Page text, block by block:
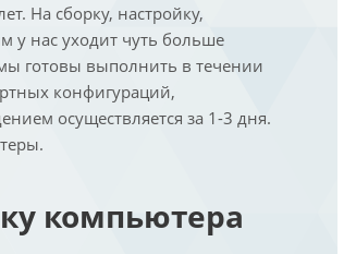
На сборку, настройку,
у нас уходит чуть больше
готовы выполнить в течении
конфигураций,
осуществляется за 1-3 дня.
компьютера